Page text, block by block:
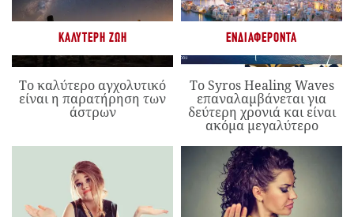
ΚΑΛΎΤΕΡΗ ΖΩΉ
Το καλύτερο αγχολυτικό
είναι η παρατήρηση των
άστρων
ΕΝΔΙΑΦΈΡΟΝΤΑ
Το Syros Healing Waves
επαναλαμβάνεται για
δεύτερη χρονιά και είναι
ακόμα μεγαλύτερο